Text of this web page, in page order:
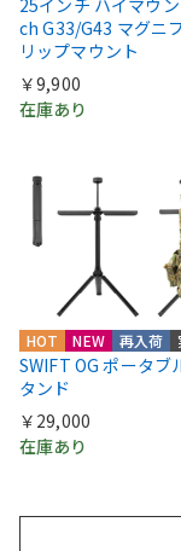
ch G33/G43 マグニ
リップマウント
￥9,900
在庫あり
HOT NEW 再入荷
SWIFT OG ポータブ
タンド
￥29,000
在庫あり